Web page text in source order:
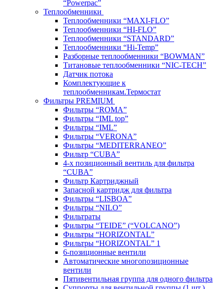
“Powerpac”
Теплообменники
Теплообменники “MAXI-FLO”
Теплообменники “HI-FLO”
Теплообменники “STANDARD”
Теплообменники “Hi-Temp”
Разборные теплообменники “BOWMAN”
Титановые теплообменники “NIC-TECH”
Датчик потока
Комплектующие к
теплообменникам.Термостат
Фильтры PREMIUM
Фильтры “ROMA”
Фильтры “IML top”
Фильтры “IML”
Фильтры “VERONA”
Фильтры “MEDITERRANEO”
Фильтр “CUBA”
4-х позиционный вентиль для фильтра
“CUBA”
Фильтр Картриджный
Запасной картридж для фильтра
Фильтры “LISBOA”
Фильтры “NILO”
Фильтраты
Фильтры “TEIDE” (“VOLСANO”)
Фильтры “HORIZONTAL”
Фильтры “HORIZONTAL” 1
6-позиционные вентили
Автоматические многопозиционные
вентили
Пятивентильная группа для одного фильтра